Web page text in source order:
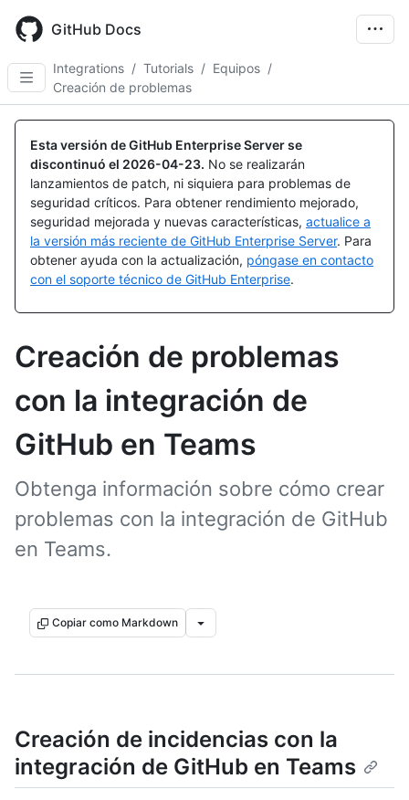
main
content
GitHub Docs
Integrations / Tutorials / Equipos /
Creación de problemas
Esta versión de GitHub Enterprise Server se
discontinuó el 2026-04-23. No se realizarán
lanzamientos de patch, ni siquiera para problemas de
seguridad críticos. Para obtener rendimiento mejorado,
seguridad mejorada y nuevas características, actualice a
la versión más reciente de GitHub Enterprise Server. Para
obtener ayuda con la actualización, póngase en contacto
con el soporte técnico de GitHub Enterprise.
Creación de problemas
con la integración de
GitHub en Teams
Obtenga información sobre cómo crear
problemas con la integración de GitHub
en Teams.
Copiar como Markdown
Creación de incidencias con la
integración de GitHub en Teams